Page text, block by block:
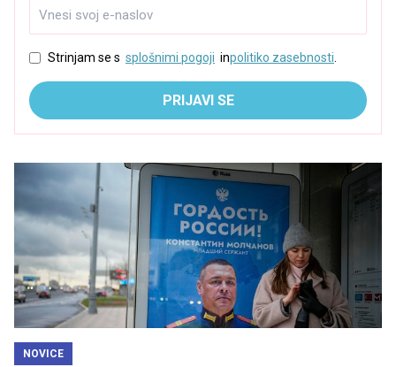
Strinjam se s splošnimi pogoji inpolitiko zasebnosti
PRIJAVI SE
NOVICE